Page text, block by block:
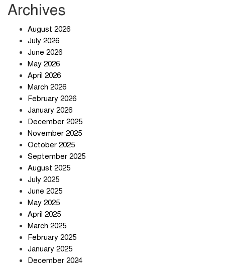
Archives
August 2026
July 2026
June 2026
May 2026
April 2026
March 2026
February 2026
January 2026
December 2025
November 2025
October 2025
September 2025
August 2025
July 2025
June 2025
May 2025
April 2025
March 2025
February 2025
January 2025
December 2024